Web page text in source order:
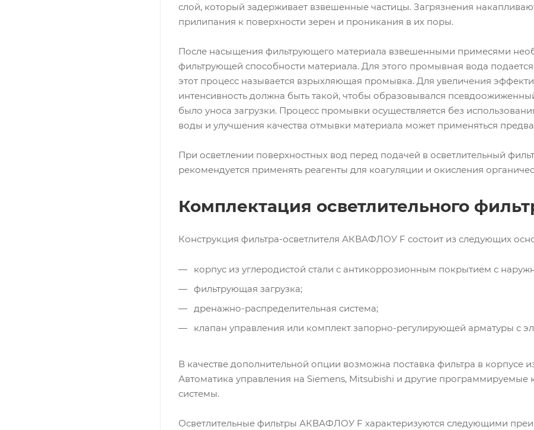
слой, который задерживает взвешенные частицы. Загрязнения
прилипания к поверхности зерен и проникания в их поры.
После насыщения фильтрующего материала взвешенными примесями
фильтрующей способности материала. Для этого промывная вода
этот процесс называется взрыхляющая промывка. Для увеличения
интенсивность должна быть такой, чтобы образовывался
было уноса загрузки. Процесс промывки осуществляется без
воды и улучшения качества отмывки материала может применяться
При осветлении поверхностных вод перед подачей в осветлительный
рекомендуется применять реагенты для коагуляции и окисления
Комплектация осветлительного
Конструкция фильтра-осветлителя АКВАФЛОУ F состоит из следующих
корпус из углеродистой стали с антикоррозионным покрытием с
фильтрующая загрузка;
дренажно-распределительная система;
клапан управления или комплект запорно-регулирующей арматуры с
В качестве дополнительной опции возможна поставка фильтра в корпусе
Автоматика управления на Siemens, Mitsubishi и другие
системы.
Осветлительные фильтры АКВАФЛОУ F характеризуются следующими